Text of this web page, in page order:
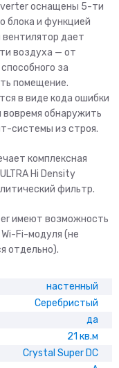
оснащены 5-ти
блока и функцией
вентилятор дает
воздуха — от
за
помещение.
в виде кода ошибки
вовремя обнаружить
системы из строя.
комплексная
Hi Density
фильтр.
имеют возможность
Fi-модуля (не
отдельно).
настенный
Серебристый
да
21 кв.м
Crystal Super DC